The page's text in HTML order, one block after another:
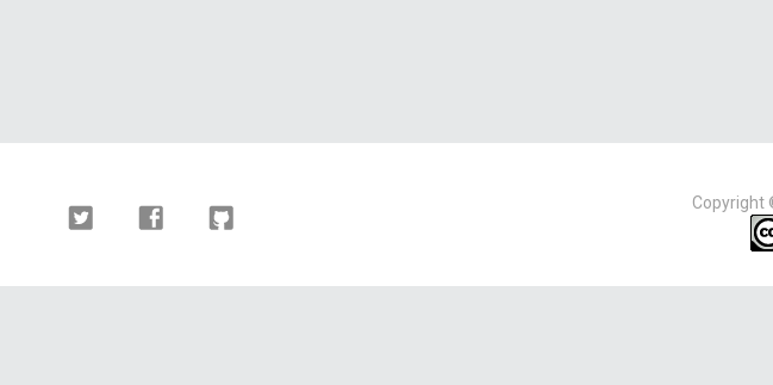
Twitter Facebook Github
Copyright